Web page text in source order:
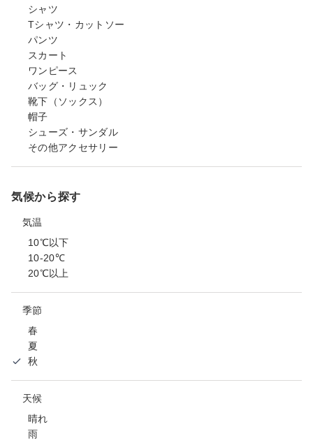
シャツ
Tシャツ・カットソー
パンツ
スカート
ワンピース
バッグ・リュック
靴下（ソックス）
帽子
シューズ・サンダル
その他アクセサリー
気候から探す
気温
10℃以下
10-20℃
20℃以上
季節
春
夏
秋
天候
晴れ
雨